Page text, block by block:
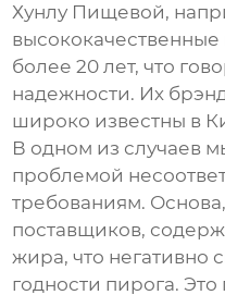
Хунлу Пищевой,
более 20 лет, что
надежности. Их
широко известны в
В одном из случаев
проблемой
требованиям.
поставщиков,
жира, что негативно
годности пирога.